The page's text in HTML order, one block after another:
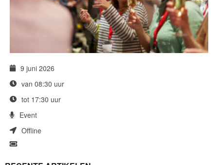
9 juni 2026
van 08:30 uur
tot 17:30 uur
Event
Offline